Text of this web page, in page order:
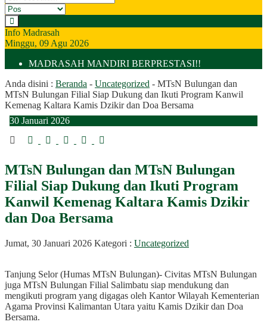
Info Madrasah
Minggu, 09 Agu 2026
MADRASAH MANDIRI BERPRESTASI!!
Anda disini : Beranda - Uncategorized - MTsN Bulungan dan
MTsN Bulungan Filial Siap Dukung dan Ikuti Program Kanwil
Kemenag Kaltara Kamis Dzikir dan Doa Bersama
30 Januari 2026
MTsN Bulungan dan MTsN Bulungan
Filial Siap Dukung dan Ikuti Program
Kanwil Kemenag Kaltara Kamis Dzikir
dan Doa Bersama
Jumat, 30 Januari 2026 Kategori : Uncategorized
Tanjung Selor (Humas MTsN Bulungan)- Civitas MTsN Bulungan
juga MTsN Bulungan Filial Salimbatu siap mendukung dan
mengikuti program yang digagas oleh Kantor Wilayah Kementerian
Agama Provinsi Kalimantan Utara yaitu Kamis Dzikir dan Doa
Bersama.